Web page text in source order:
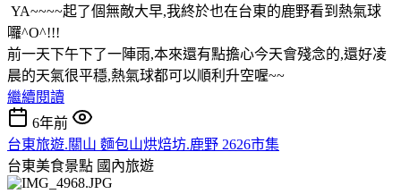
YA~~~~起了個無敵大早,我終於也在台東的鹿野看到熱氣球
囉^O^!!!
前一天下午下了一陣雨,本來還有點擔心今天會殘念的,還好凌
晨的天氣很平穩,熱氣球都可以順利升空喔~~
繼續閱讀
6年前
台東旅遊.關山 麵包山烘焙坊.鹿野 2626市集
台東美食景點 國內旅遊